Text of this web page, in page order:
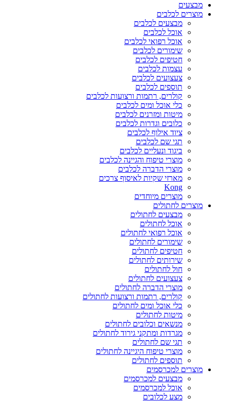
מבצעים
מוצרים לכלבים
מבצעים לכלבים
אוכל לכלבים
אוכל רפואי לכלבים
שימורים לכלבים
חטיפים לכלבים
עצמות לכלבים
צעצועים לכלבים
תוספים לכלבים
קולרים, רתמות ורצועות לכלבים
כלי אוכל ומים לכלבים
מיטות ומזרנים לכלבים
כלובים וגדרות לכלבים
ציוד אילוף לכלבים
תגי שם לכלבים
ביגוד ונעליים לכלבים
מוצרי טיפוח והגיינה לכלבים
מוצרי הדברה לכלבים
מארזי שקיות לאיסוף צרכים
Kong
מוצרים מיוחדים
מוצרים לחתולים
מבצעים לחתולים
אוכל לחתולים
אוכל רפואי לחתולים
שימורים לחתולים
חטיפים לחתולים
שירותים לחתולים
חול לחתולים
צעצועים לחתולים
מוצרי הדברה לחתולים
קולרים, רתמות ורצועות לחתולים
כלי אוכל ומים לחתולים
מיטות לחתולים
מנשאים וכלובים לחתולים
מגרדות ומתקני גירוד לחתולים
תגי שם לחתולים
מוצרי טיפוח היגיינה לחתולים
תוספים לחתולים
מוצרים למכרסמים
מבצעים למכרסמים
אוכל למכרסמים
מצע לכלובים